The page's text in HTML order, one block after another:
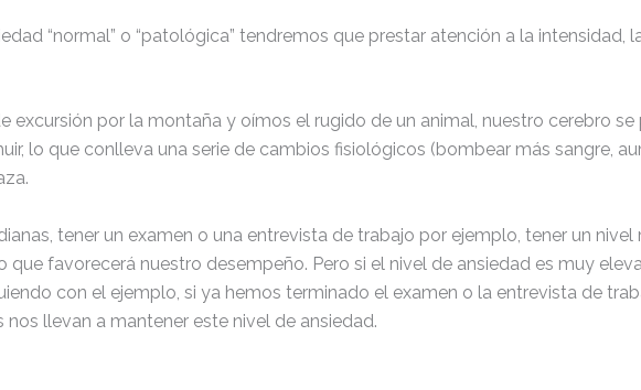
“normal” o “patológica” tendremos que prestar atención a la
excursión por la montaña y oímos el rugido de un animal, nuestro cerebro se
lo que conlleva una serie de cambios fisiológicos (bombear más sangre,
tener un examen o una entrevista de trabajo por ejemplo, tener un
que favorecerá nuestro desempeño. Pero si el nivel de ansiedad es muy
con el ejemplo, si ya hemos terminado el examen o la entrevista de
llevan a mantener este nivel de ansiedad.